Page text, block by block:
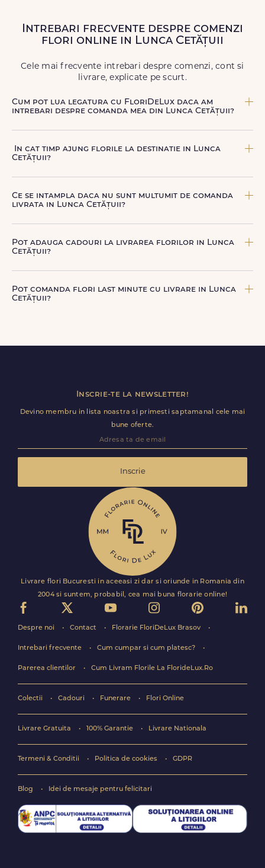
Livrăm buchete de florichiar și în weekend, pentru ca tu
Intrebari frecvente despre comenzi
flori online in Lunca Cetățuii
Cele mai frecvente intrebari despre comenzi, cont si
livrare, explicate pe scurt.
Cum pot lua legatura cu FloriDeLux daca am
intrebari despre comanda mea din Lunca Cetățuii?
pentru comenzile cu livrare in Lunca Cetățuii. Ne poti
contacta oricand pentru informatii despre comanda,
In cat timp ajung florile la destinatie in Lunca
Cetățuii?
confirmarea platii comenzii, in functie de intervalul de
livrare aes.
Ce se intampla daca nu sunt multumit de comanda
livrata in Lunca Cetățuii?
astfel incat poti comanda fara griji.
Pot adauga cadouri la livrarea florilor in Lunca
Cetățuii?
baloane, ursuleti de plus, torturi sau alte produse
premium direct in cosul de cumparaturi.
Pot comanda flori last minute cu livrare in Lunca
Cetățuii?
zi, in doar cateva ore.
Inscrie-te la newsletter!
Devino membru in lista noastra si primesti saptamanal cele mai
bune oferte.
Inscrie
Livrare flori Bucuresti in aceeasi zi dar si oriunde in Romania din
2004 si suntem, probabil, cea mai buna florarie online!
Despre noi Contact Florarie FloriDeLux Brasov
Intrebari frecvente Cum cumpar si cum platesc?
Parerea clientilor Cum Livram Florile La FlorideLux.Ro
Colectii Cadouri Funerare Flori Online
Livrare Gratuita 100% Garantie Livrare Nationala
Termeni & Conditii Politica de cookies GDPR
Blog Idei de mesaje pentru felicitari